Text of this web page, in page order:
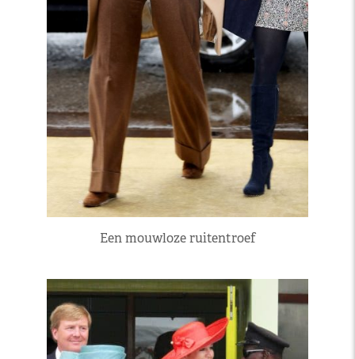
Een mouwloze ruitentroef